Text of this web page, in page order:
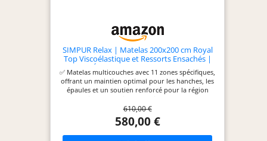
par une boîte en carton. La garantie Simpur de 10
ans vous offre une confiance totale lors de votre
achat.
SIMPUR Relax | Matelas 200x200 cm Royal
Top Viscoélastique et Ressorts Ensachés |
30 cm d'Épaisseur | 11 Zones de Confort |
Mi-Ferme et Moelleux.
✅ Matelas multicouches avec 11 zones spécifiques,
offrant un maintien optimal pour les hanches, les
épaules et un soutien renforcé pour la région
offrent un maintien anatomique précis adapté à
chaque morphologie. Indépendance des zones de
couchage et tissu avec régulation de température.
Circulation totale de l'air grâce à des aérations qui
610,00 €
580,00 €